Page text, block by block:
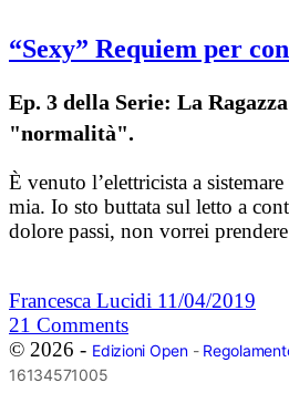
“Sexy” Requiem per
Ep. 3 della Serie: La
"normalità".
È venuto l’elettricista a
mia. Io sto buttata sul letto a
dolore passi, non vorrei
Francesca Lucidi 11/04/2019
21 Comments
© 2026 - Edizioni Open-
16134571005